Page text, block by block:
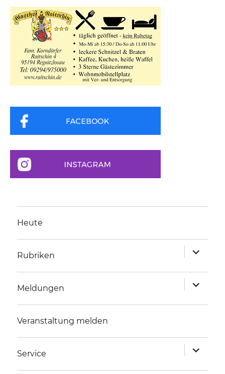
Heute
Rubriken
anzeigen
Meldungen
anzeigen
Veranstaltung melden
Service
anzeigen